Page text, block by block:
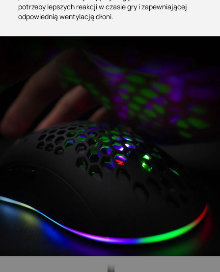
potrzeby lepszych reakcji w czasie gry i zapewniającej
odpowiednią wentylację dłoni.